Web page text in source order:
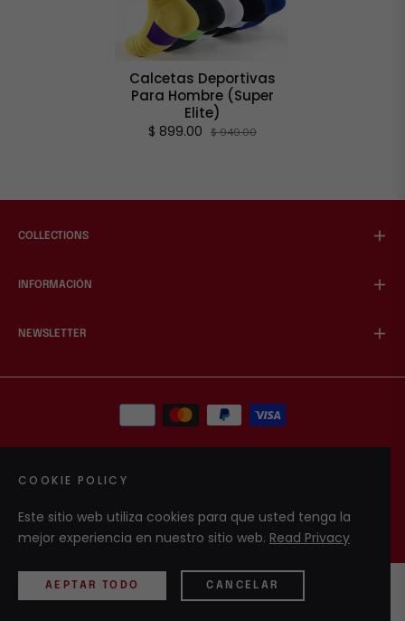
Calcetas Deportivas
Para Hombre (Super
Elite)
$ 899.00 $ 949.00
COLLECTIONS
INFORMACIÓN
NEWSLETTER
© 2026, Flow Your Senses
. Todos los derechos
reservados.
COOKIE POLICY
Este sitio web utiliza cookies para que usted tenga la
mejor experiencia en nuestro sitio web. Read Privacy
AEPTAR TODO CANCELAR